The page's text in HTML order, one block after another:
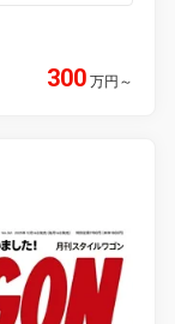
300 万円 ～